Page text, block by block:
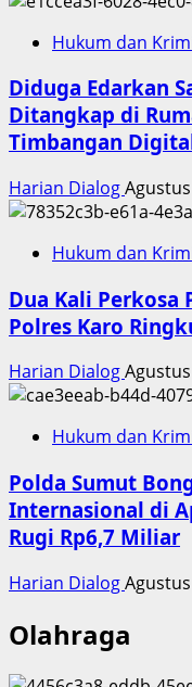
Hukum dan
Diduga Edarkan
Ditangkap di
Timbangan
Harian Dialog
Hukum dan
Dua Kali Perkosa
Polres Karo
Harian Dialog
Hukum dan
Polda Sumut
Internasional di
Rugi Rp6,7 Miliar
Harian Dialog
Olahraga